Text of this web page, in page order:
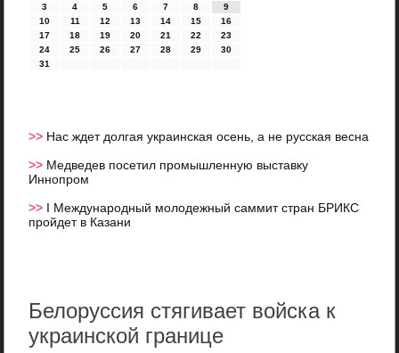
3
4 5 6 7 8
9
10
11 12 13 14 15
16
17
18 19 20 21 22
23
24
25 26 27 28 29
30
31
>> Нас ждет долгая украинская осень, а не русская весна
>> Медведев посетил промышленную выставку
Иннопром
>> I Международный молодежный саммит стран БРИКС
пройдет в Казани
Белоруссия стягивает войска к
украинской границе